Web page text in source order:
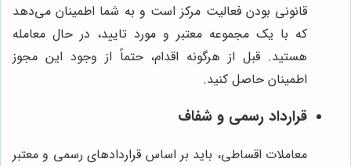
قانونی بودن فعالیت مرکز است و به شما اطمینان می‌دهد
که با یک مجموعه معتبر و مورد تایید، در حال معامله
هستید. قبل از هرگونه اقدام، حتماً از وجود این مجوز
اطمینان حاصل کنید.
قرارداد رسمی و شفاف
معاملات اقساطی، باید بر اساس قراردادهای رسمی و معتبر